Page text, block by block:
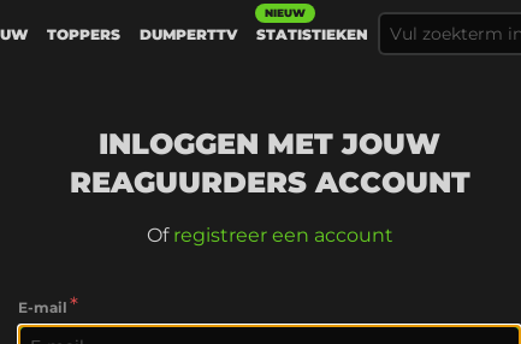
TOPPERS DUMPERTTV STATISTIEKEN
NIEUW
INLOGGEN MET JOUW
REAGUURDERS ACCOUNT
Of registreer een account
E-mail *